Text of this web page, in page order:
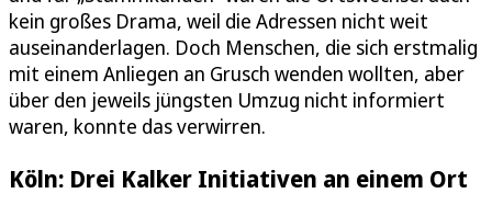
kein großes Drama, weil die Adressen nicht weit
auseinanderlagen. Doch Menschen, die sich erstmalig
mit einem Anliegen an Grusch wenden wollten, aber
über den jeweils jüngsten Umzug nicht informiert
waren, konnte das verwirren.
Köln: Drei Kalker Initiativen an einem Ort